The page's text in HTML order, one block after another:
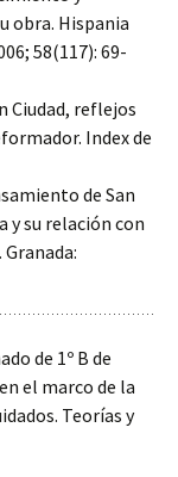
obra. Hispania
58(117): 69-
Ciudad, reflejos
Index de
de San
y su relación con
de 1º B de
el marco de la
Teorías y